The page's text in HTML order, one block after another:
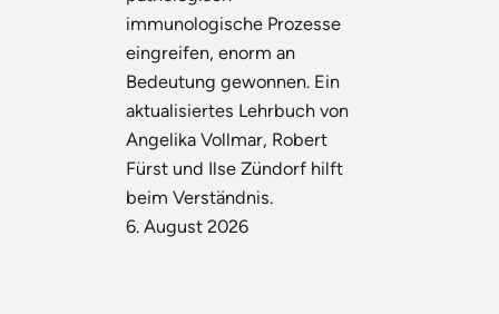
immunologische Prozesse
eingreifen, enorm an
Bedeutung gewonnen. Ein
aktualisiertes Lehrbuch von
Angelika Vollmar, Robert
Fürst und Ilse Zündorf hilft
beim Verständnis.
6. August 2026